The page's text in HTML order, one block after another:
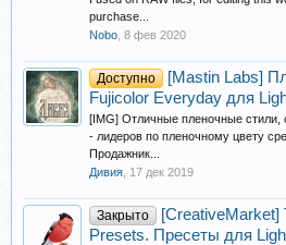
purchase...
Nobo 8 фев 2020
Доступно
[Mastin Labs]
Fujicolor Everyday для
[IMG] Отличные пленочные стили,
- лидеров по пленочному цвету
Продажник...
Дивия 17 дек 2019
Закрыто
[CreativeMarket]
Presets. Пресеты для